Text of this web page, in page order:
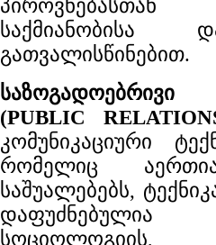
საქმიანობისა
გათვალისწინებით.
(PUBLIC
კომუნიკაციური
რომელიც
საშუალებებს,
სოციოლოგიის,